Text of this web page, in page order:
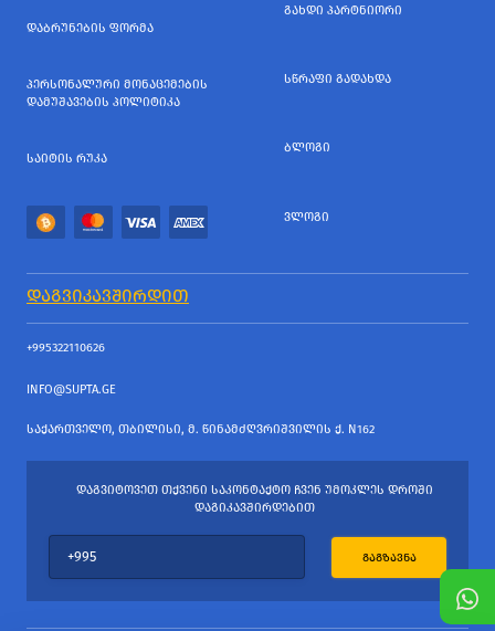
ᲓᲐᲑᲠᲣᲜᲔᲑᲘᲡ ᲤᲝᲠᲛᲐ
ᲞᲔᲠᲡᲝᲜᲐᲚᲣᲠᲘ ᲛᲝᲜᲐᲪᲔᲛᲔᲑᲘᲡ
ᲓᲐᲛᲣᲨᲐᲕᲔᲑᲘᲡ ᲞᲝᲚᲘᲢᲘᲙᲐ
ᲡᲐᲘᲢᲘᲡ ᲠᲣᲙᲐ
ᲒᲐᲮᲓᲘ ᲞᲐᲠᲢᲜᲘᲝᲠᲘ
ᲡᲬᲠᲐᲤᲘ ᲒᲐᲓᲐᲮᲓᲐ
ᲑᲚᲝᲒᲘ
ᲕᲚᲝᲒᲘ
ᲓᲐᲒᲕᲘᲙᲐᲕᲨᲘᲠᲓᲘᲗ
+995322110626
INFO@SUPTA.GE
ᲡᲐᲥᲐᲠᲗᲕᲔᲚᲝ, ᲗᲑᲘᲚᲘᲡᲘ, Მ. ᲬᲘᲜᲐᲛᲫᲦᲕᲠᲘᲨᲕᲘᲚᲘᲡ Ქ. N162
ᲓᲐᲒᲕᲘᲢᲝᲕᲔᲗ ᲗᲥᲕᲔᲜᲘ ᲡᲐᲙᲝᲜᲢᲐᲥᲢᲝ ᲩᲕᲔᲜ ᲣᲛᲝᲙᲚᲔᲡ ᲓᲠᲝᲨᲘ
ᲓᲐᲒᲘᲙᲐᲕᲨᲘᲠᲓᲔᲑᲘᲗ
ᲒᲐᲒᲖᲐᲕᲜᲐ